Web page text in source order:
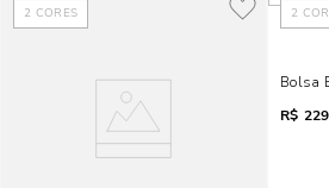
2 CORES 2
Bolsa
R$